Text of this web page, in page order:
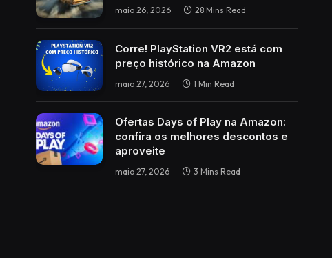
maio 26, 2026 28 Mins Read
Corre! PlayStation VR2 está com
preço histórico na Amazon
maio 27, 2026 1 Min Read
Ofertas Days of Play na Amazon:
confira os melhores descontos e
aproveite
maio 27, 2026 3 Mins Read